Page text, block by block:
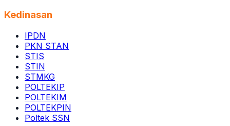
Kedinasan
IPDN
PKN STAN
STIS
STIN
STMKG
POLTEKIP
POLTEKIM
POLTEKPIN
Poltek SSN